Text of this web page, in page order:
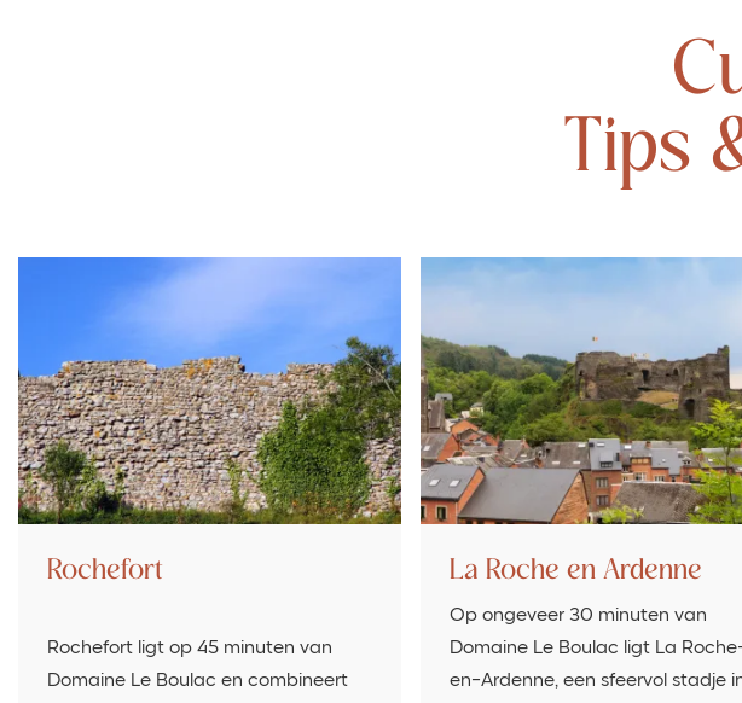
Tips
Rochefort
Rochefort ligt op 45 minuten van
Domaine Le Boulac en combineert
La Roche en Ardenne
Op ongeveer 30 minuten van
Domaine Le Boulac ligt La
en-Ardenne, een sfeervol stadje